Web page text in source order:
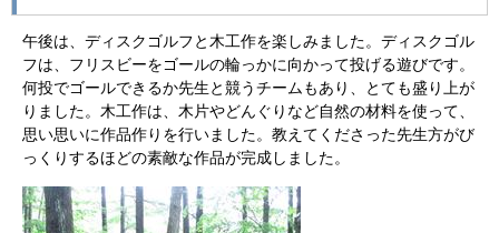
午後は、ディスクゴルフと木工作を楽しみました。ディスクゴル
フは、フリスビーをゴールの輪っかに向かって投げる遊びです。
何投でゴールできるか先生と競うチームもあり、とても盛り上が
りました。木工作は、木片やどんぐりなど自然の材料を使って、
思い思いに作品作りを行いました。教えてくださった先生方がび
っくりするほどの素敵な作品が完成しました。